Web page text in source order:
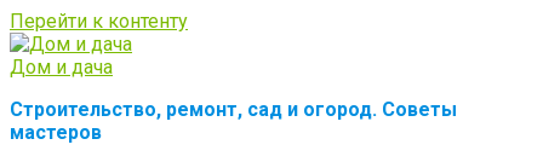
Перейти к контенту
Дом и дача
Строительство, ремонт, сад и огород. Советы
мастеров